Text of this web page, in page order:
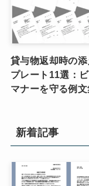
貸与物返却時の
プレート11選：
マナーを守る例文
新着記事